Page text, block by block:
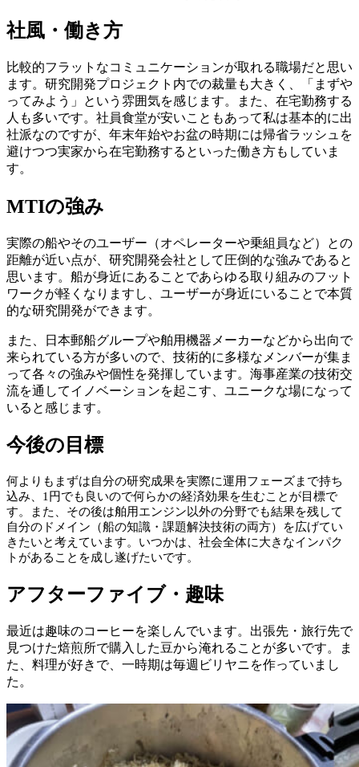
社風・働き方
比較的フラットなコミュニケーションが取れる職場だと思い
ます。研究開発プロジェクト内での裁量も大きく、「まずや
ってみよう」という雰囲気を感じます。また、在宅勤務する
人も多いです。社員食堂が安いこともあって私は基本的に出
社派なのですが、年末年始やお盆の時期には帰省ラッシュを
避けつつ実家から在宅勤務するといった働き方もしていま
す。
MTIの強み
実際の船やそのユーザー（オペレーターや乗組員など）との
距離が近い点が、研究開発会社として圧倒的な強みであると
思います。船が身近にあることであらゆる取り組みのフット
ワークが軽くなりますし、ユーザーが身近にいることで本質
的な研究開発ができます。
また、日本郵船グループや舶用機器メーカーなどから出向で
来られている方が多いので、技術的に多様なメンバーが集ま
って各々の強みや個性を発揮しています。海事産業の技術交
流を通してイノベーションを起こす、ユニークな場になって
いると感じます。
今後の目標
何よりもまずは自分の研究成果を実際に運用フェーズまで持ち
込み、1円でも良いので何らかの経済効果を生むことが目標で
す。また、その後は舶用エンジン以外の分野でも結果を残して
自分のドメイン（船の知識・課題解決技術の両方）を広げてい
きたいと考えています。いつかは、社会全体に大きなインパク
トがあることを成し遂げたいです。
アフターファイブ・趣味
最近は趣味のコーヒーを楽しんでいます。出張先・旅行先で
見つけた焙煎所で購入した豆から淹れることが多いです。ま
た、料理が好きで、一時期は毎週ビリヤニを作っていまし
た。